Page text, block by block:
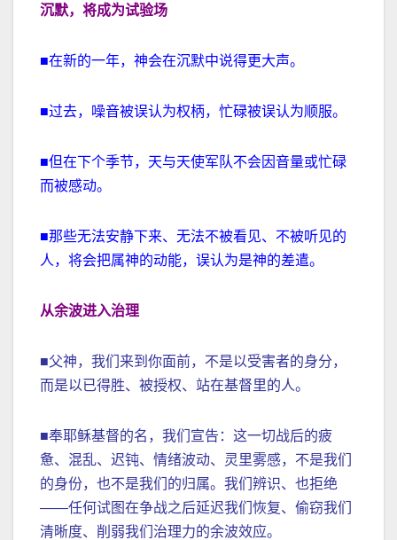
沉默，将成为试验场
■在新的一年，神会在沉默中说得更大声。
■过去，噪音被误认为权柄，忙碌被误认为顺服。
■但在下个季节，天与天使军队不会因音量或忙碌
而被感动。
■那些无法安静下来、无法不被看见、不被听见的
人，将会把属神的动能，误认为是神的差遣。
从余波进入治理
■父神，我们来到你面前，不是以受害者的身分，
而是以已得胜、被授权、站在基督里的人。
■奉耶稣基督的名，我们宣告：这一切战后的疲
惫、混乱、迟钝、情绪波动、灵里雾感，不是我们
的身份，也不是我们的归属。我们辨识、也拒绝
——任何试图在争战之后延迟我们恢复、偷窃我们
清晰度、削弱我们治理力的余波效应。